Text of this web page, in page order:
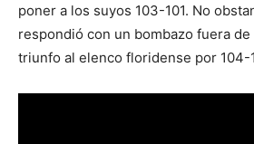
poner a los suyos 103-101. No
respondió con un bombazo fuera
triunfo al elenco floridense por 104-